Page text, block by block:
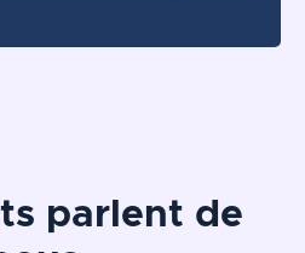
parlent de